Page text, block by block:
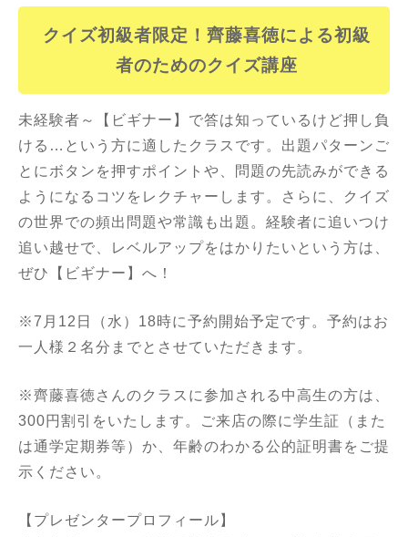
クイズ初級者限定！齊藤喜徳による初級
者のためのクイズ講座
未経験者～【ビギナー】で答は知っているけど押し負
ける…という方に適したクラスです。出題パターンご
とにボタンを押すポイントや、問題の先読みができる
ようになるコツをレクチャーします。さらに、クイズ
の世界での頻出問題や常識も出題。経験者に追いつけ
追い越せで、レベルアップをはかりたいという方は、
ぜひ【ビギナー】へ！
※7月12日（水）18時に予約開始予定です。予約はお
一人様２名分までとさせていただきます。
※齊藤喜徳さんのクラスに参加される中高生の方は、
300円割引をいたします。ご来店の際に学生証（また
は通学定期券等）か、年齢のわかる公的証明書をご提
示ください。
【プレゼンタープロフィール】